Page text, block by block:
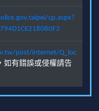
cp.aspx?
post/internet/Q_loc
，如有錯誤或侵權請告